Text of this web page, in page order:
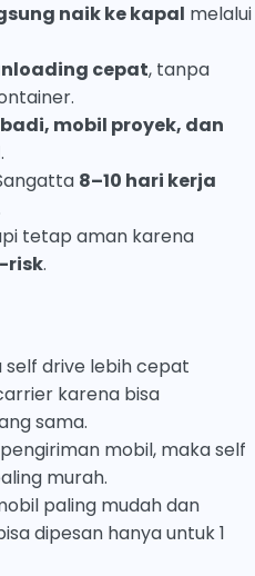
naik ke kapal melalui
cepat, tanpa
mobil proyek, dan
.
8–10 hari kerja
tetap aman karena
risk.
drive lebih cepat
karena bisa
sama.
mobil, maka self
murah.
paling mudah dan
dipesan hanya untuk 1